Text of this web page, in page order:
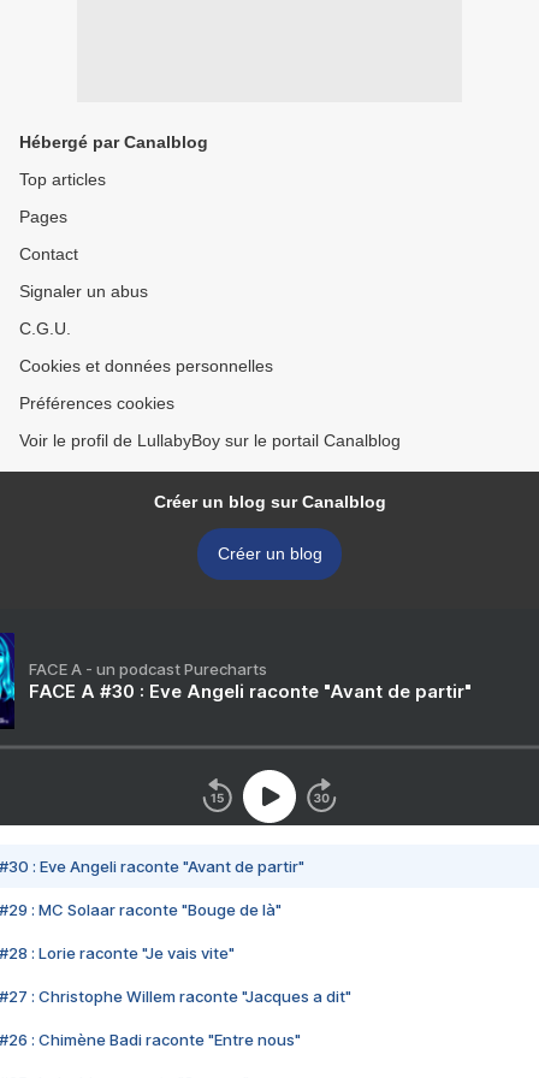
Hébergé par Canalblog
Top articles
Pages
Contact
Signaler un abus
C.G.U.
Cookies et données personnelles
Préférences cookies
Voir le profil de LullabyBoy sur le portail Canalblog
Créer un blog sur Canalblog
Créer un blog
FACE A - un podcast Purecharts
FACE A #30 : Eve Angeli raconte "Avant de partir"
#30 : Eve Angeli raconte "Avant de partir"
#29 : MC Solaar raconte "Bouge de là"
#28 : Lorie raconte "Je vais vite"
#27 : Christophe Willem raconte "Jacques a dit"
#26 : Chimène Badi raconte "Entre nous"